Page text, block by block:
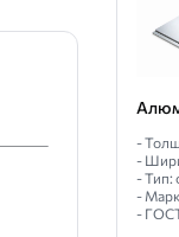
-
-
- Тип:
-
-